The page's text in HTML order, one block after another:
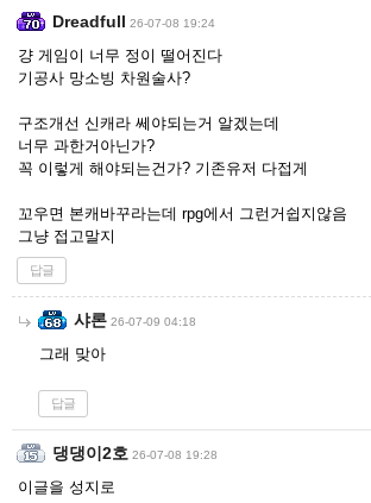
Dreadfull 26-07-08 19:24
걍 게임이 너무 정이 떨어진다
기공사 망소빙 차원술사?
구조개선 신캐라 쎄야되는거 알겠는데
너무 과한거아닌가?
꼭 이렇게 해야되는건가? 기존유저 다접게
꼬우면 본캐바꾸라는데 rpg에서 그런거쉽지않음
그냥 접고말지
답글
샤론 26-07-09 04:18
그래 맞아
답글
댕댕이2호 26-07-08 19:28
이글을 성지로